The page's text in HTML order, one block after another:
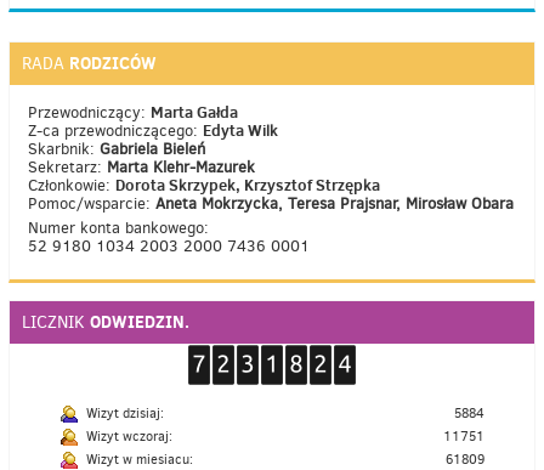
RADA RODZICÓW
Przewodniczący: Marta Gałda
Z-ca przewodniczącego: Edyta Wilk
Skarbnik: Gabriela Bieleń
Sekretarz: Marta Klehr-Mazurek
Członkowie: Dorota Skrzypek, Krzysztof Strzępka
Pomoc/wsparcie: Aneta Mokrzycka, Teresa Prajsnar, Mirosław Obara
Numer konta bankowego:
52 9180 1034 2003 2000 7436 0001
LICZNIK ODWIEDZIN.
Wizyt dzisiaj:
5884
Wizyt wczoraj:
11751
Wizyt w miesiacu:
61809